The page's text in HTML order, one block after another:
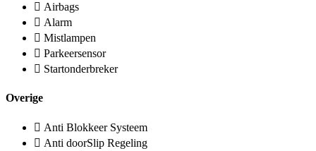
Airbags
Alarm
Mistlampen
Parkeersensor
Startonderbreker
Overige
Anti Blokkeer Systeem
Anti doorSlip Regeling